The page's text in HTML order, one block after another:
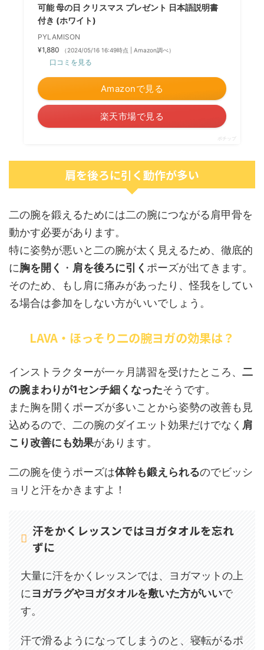
可能 母の日 クリスマス プレゼント 日本語説明書
付き (ホワイト)
PYLAMISON
¥1,880
（2024/05/16 16:49時点 | Amazon調べ）
口コミを見る
Amazonで見る
楽天市場で見る
ポチップ
肩を後ろに引く動作が多い
二の腕を鍛えるためには二の腕につながる肩甲骨を
動かす必要があります。
特に姿勢が悪いと二の腕が太く見えるため、徹底的
に胸を開く ・ 肩を後ろに引く ポーズが出てきます。
そのため、もし肩に痛みがあったり、怪我をしてい
る場合は参加をしない方がいいでしょう。
LAVA・ほっそり二の腕ヨガの効果は？
インストラクターが一ヶ月講習を受けたところ、 二
の腕まわりが1センチ細くなったそうです。
また胸を開くポーズが多いことから姿勢の改善も見
込めるので、二の腕のダイエット効果だけでなく 肩
こり改善にも効果があります。
二の腕を使うポーズは体幹も鍛えられるのでビッシ
ョリと汗をかきますよ！
汗をかくレッスンではヨガタオルを忘れ
ずに
大量に汗をかくレッスンでは、ヨガマットの上
にヨガラグやヨガタオルを敷いた方がいいで
す。
汗で滑るようになってしまうのと、寝転がるポ